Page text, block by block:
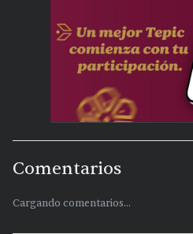
Comentarios
Cargando comentarios...